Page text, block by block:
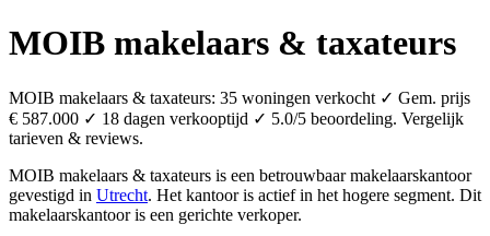
MOIB makelaars & taxateurs
MOIB makelaars & taxateurs: 35 woningen verkocht ✓ Gem. prijs
€ 587.000 ✓ 18 dagen verkooptijd ✓ 5.0/5 beoordeling. Vergelijk
tarieven & reviews.
MOIB makelaars & taxateurs is een betrouwbaar makelaarskantoor
gevestigd in Utrecht. Het kantoor is actief in het hogere segment. Dit
makelaarskantoor is een gerichte verkoper.